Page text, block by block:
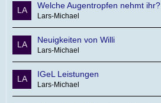
Welche Augentropfen nehmt ihr?
Lars-Michael
Neuigkeiten von Willi
Lars-Michael
IGeL Leistungen
Lars-Michael